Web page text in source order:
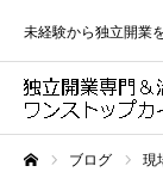
未経験から独立開業
ブログ 現